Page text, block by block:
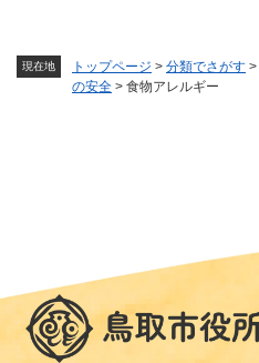
現在地 トップページ > 分類でさがす >
の安全 > 食物アレルギー